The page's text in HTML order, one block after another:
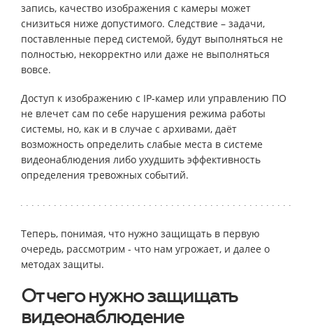
запись, качество изображения с камеры может
снизиться ниже допустимого. Следствие – задачи,
поставленные перед системой, будут выполняться не
полностью, некорректно или даже не выполняться
вовсе.
Доступ к изображению с IP-камер или управлению ПО
не влечет сам по себе нарушения режима работы
системы, но, как и в случае с архивами, даёт
возможность определить слабые места в системе
видеонаблюдения либо ухудшить эффективность
определения тревожных событий.
Теперь, понимая, что нужно защищать в первую
очередь, рассмотрим - что нам угрожает, и далее о
методах защиты.
От чего нужно защищать
видеонаблюдение